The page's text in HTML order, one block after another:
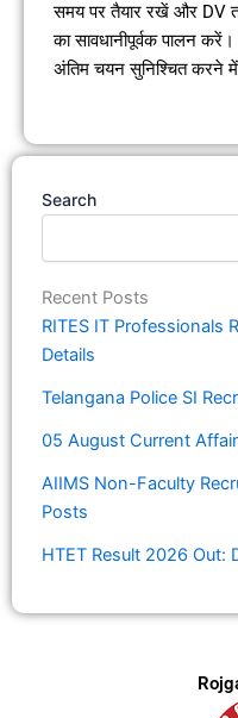
समय पर तैयार रखें और DV
का सावधानीपूर्वक पालन करें।
अंतिम चयन सुनिश्चित करने में
Search
Recent Posts
RITES IT Professionals
Details
Telangana Police SI
05 August Current
AIIMS Non-Faculty
Posts
HTET Result 2026 Out: